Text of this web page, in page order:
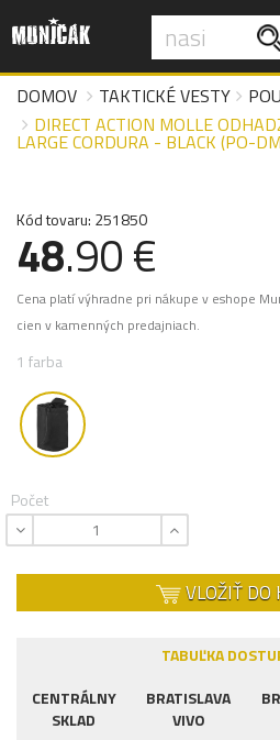
DOMOV
TAKTICKÉ VESTY
DIRECT ACTION MOLLE
LARGE CORDURA - BLACK (PO-
Kód tovaru: 251850
48.90 €
Cena platí výhradne pri nákupe v eshope
cien v kamenných predajniach.
1 farba
Počet
VLOŽIŤ DO
TABUĽKA
CENTRÁLNY
SKLAD
BRATISLAVA
VIVO